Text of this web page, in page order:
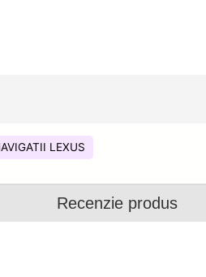
LEXUS
Recenzie produs